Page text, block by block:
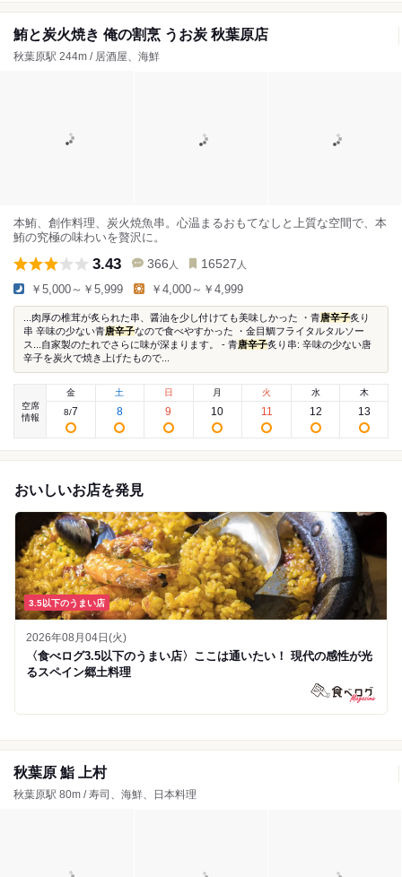
鮪と炭火焼き 俺の割烹 うお炭 秋葉原店
秋葉原駅 244m / 居酒屋、海鮮
本鮪、創作料理、炭火焼魚串。心温まるおもてなしと上質な空間で、本
鮪の究極の味わいを贅沢に。
3.43 366 人 16527 人
￥5,000～￥5,999 ￥4,000～￥4,999
...肉厚の椎茸が炙られた串、醤油を少し付けても美味しかった ・青唐辛子炙り
串 辛味の少ない青唐辛子なので食べやすかった ・金目鯛フライタルタルソー
ス...自家製のたれでさらに味が深まります。 - 青唐辛子炙り串: 辛味の少ない唐
辛子を炭火で焼き上げたもので...
空席
情報
金
8/7
土
8
日
9
月
10
火
11
水
12
木
13
おいしいお店を発見
3.5以下のうまい店
2026年08月04日(火)
〈食べログ3.5以下のうまい店〉ここは通いたい！ 現代の感性が光
るスペイン郷土料理
秋葉原 鮨 上村
秋葉原駅 80m / 寿司、海鮮、日本料理